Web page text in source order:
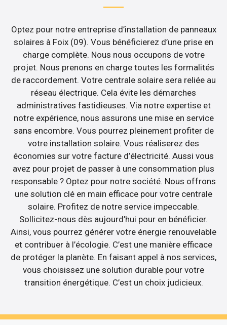
Optez pour notre entreprise d’installation de panneaux
solaires à Foix (09). Vous bénéficierez d’une prise en
charge complète. Nous nous occupons de votre
projet. Nous prenons en charge toutes les formalités
de raccordement. Votre centrale solaire sera reliée au
réseau électrique. Cela évite les démarches
administratives fastidieuses. Via notre expertise et
notre expérience, nous assurons une mise en service
sans encombre. Vous pourrez pleinement profiter de
votre installation solaire. Vous réaliserez des
économies sur votre facture d’électricité. Aussi vous
avez pour projet de passer à une consommation plus
responsable ? Optez pour notre société. Nous offrons
une solution clé en main efficace pour votre centrale
solaire. Profitez de notre service impeccable.
Sollicitez-nous dès aujourd’hui pour en bénéficier.
Ainsi, vous pourrez générer votre énergie renouvelable
et contribuer à l’écologie. C’est une manière efficace
de protéger la planète. En faisant appel à nos services,
vous choisissez une solution durable pour votre
transition énergétique. C’est un choix judicieux.